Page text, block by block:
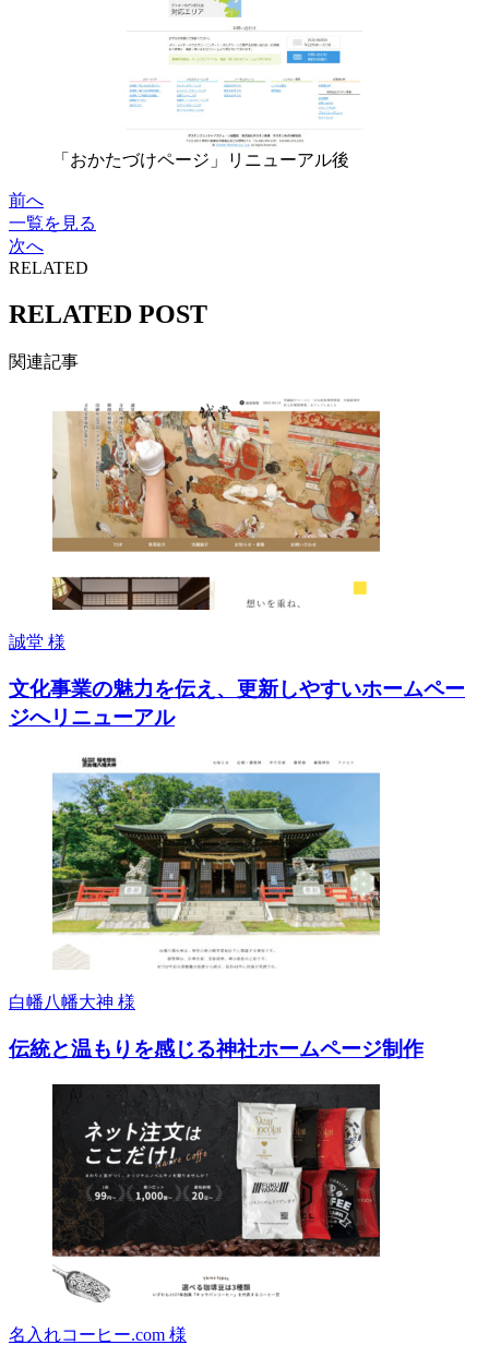
「おかたづけページ」リニューアル後
前へ
一覧を見る
次へ
RELATED
RELATED POST
関連記事
誠堂 様
文化事業の魅力を伝え、更新しやすいホームペー
ジへリニューアル
白幡八幡大神 様
伝統と温もりを感じる神社ホームページ制作
名入れコーヒー.com 様